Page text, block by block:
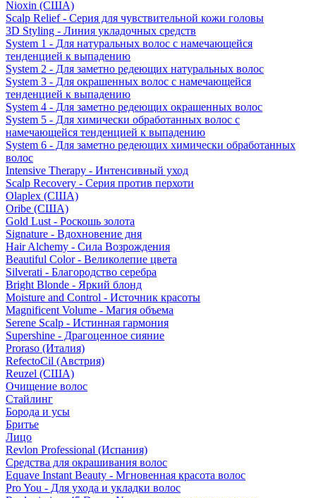
Nioxin (США)
Scalp Relief - Серия для чувствительной кожи головы
3D Styling - Линия укладочных средств
System 1 - Для натуральных волос с намечающейся
тенденцией к выпадению
System 2 - Для заметно редеющих натуральных волос
System 3 - Для окрашенных волос с намечающейся
тенденцией к выпадению
System 4 - Для заметно редеющих окрашенных волос
System 5 - Для химически обработанных волос с
намечающейся тенденцией к выпадению
System 6 - Для заметно редеющих химически обработанных
волос
Intensive Therapy - Интенсивный уход
Scalp Recovery - Серия против перхоти
Olaplex (США)
Oribe (США)
Gold Lust - Роскошь золота
Signature - Вдохновение дня
Hair Alchemy - Сила Возрождения
Beautiful Color - Великолепие цвета
Silverati - Благородство серебра
Bright Blonde - Яркий блонд
Moisture and Control - Источник красоты
Magnificent Volume - Магия объема
Serene Scalp - Истинная гармония
Supershine - Драгоценное сияние
Proraso (Италия)
RefectoCil (Австрия)
Reuzel (США)
Очищение волос
Стайлинг
Борода и усы
Бритье
Лицо
Revlon Professional (Испания)
Средства для окрашивания волос
Equave Instant Beauty - Мгновенная красота волос
Pro You - Для ухода и укладки волос